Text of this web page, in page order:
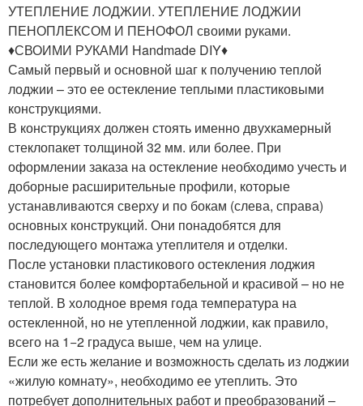
УТЕПЛЕНИЕ ЛОДЖИИ. УТЕПЛЕНИЕ ЛОДЖИИ
ПЕНОПЛЕКСОМ И ПЕНОФОЛ своими руками.
♦СВОИМИ РУКАМИ Handmade DIY♦
Самый первый и основной шаг к получению теплой
лоджии – это ее остекление теплыми пластиковыми
конструкциями.
В конструкциях должен стоять именно двухкамерный
стеклопакет толщиной 32 мм. или более. При
оформлении заказа на остекление необходимо учесть и
доборные расширительные профили, которые
устанавливаются сверху и по бокам (слева, справа)
основных конструкций. Они понадобятся для
последующего монтажа утеплителя и отделки.
После установки пластикового остекления лоджия
становится более комфортабельной и красивой – но не
теплой. В холодное время года температура на
остекленной, но не утепленной лоджии, как правило,
всего на 1−2 градуса выше, чем на улице.
Если же есть желание и возможность сделать из лоджии
«жилую комнату», необходимо ее утеплить. Это
потребует дополнительных работ и преобразований –